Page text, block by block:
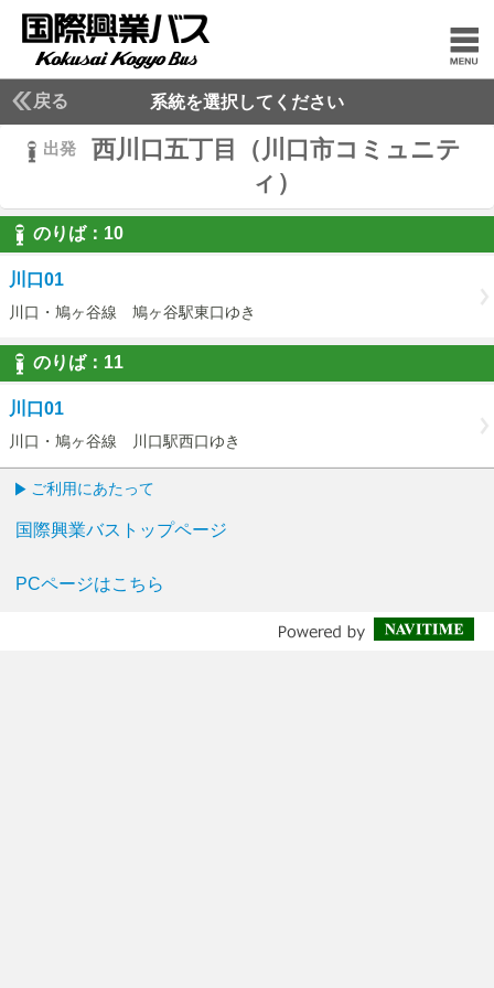
戻る 系統を選択してください
出発
西川口五丁目（川口市コミュニテ
ィ）
のりば： 10
10
川口01
川口・鳩ヶ谷線 鳩ヶ谷駅東口ゆき
のりば： 11
11
川口01
川口・鳩ヶ谷線 川口駅西口ゆき
ご利用にあたって
国際興業バストップページ
PCページはこちら